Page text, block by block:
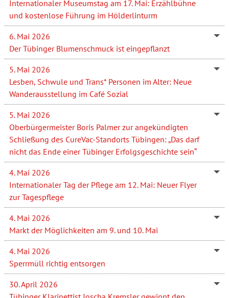
Internationaler Museumstag am 17. Mai: Erzählbühne
und kostenlose Führung im Hölderlinturm
6. Mai 2026
Der Tübinger Blumenschmuck ist eingepflanzt
5. Mai 2026
Lesben, Schwule und Trans* Personen im Alter: Neue
Wanderausstellung im Café Sozial
5. Mai 2026
Oberbürgermeister Boris Palmer zur angekündigten
Schließung des CureVac-Standorts Tübingen: „Das darf
nicht das Ende einer Tübinger Erfolgsgeschichte sein“
4. Mai 2026
Internationaler Tag der Pflege am 12. Mai: Neuer Flyer
zur Tagespflege
4. Mai 2026
Markt der Möglichkeiten am 9. und 10. Mai
4. Mai 2026
Sperrmüll richtig entsorgen
30. April 2026